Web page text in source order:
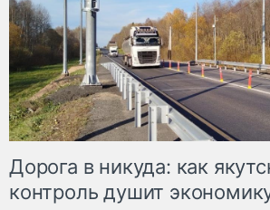
Дорога в никуда: как
контроль душит